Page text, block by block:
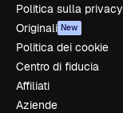
Politica sulla privacy
Originali New
Politica dei cookie
Centro di fiducia
Affiliati
Aziende